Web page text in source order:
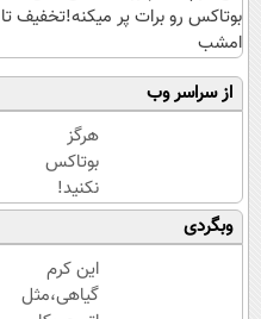
بوتاکس رو برات پر میکنه!تخفیف تا
امشب
از سراسر وب
هرگز
بوتاکس
نکنید!
جوانساز
جلبک
پوست
شمارا
وبگردی
این کرم
گیاهی،مثل